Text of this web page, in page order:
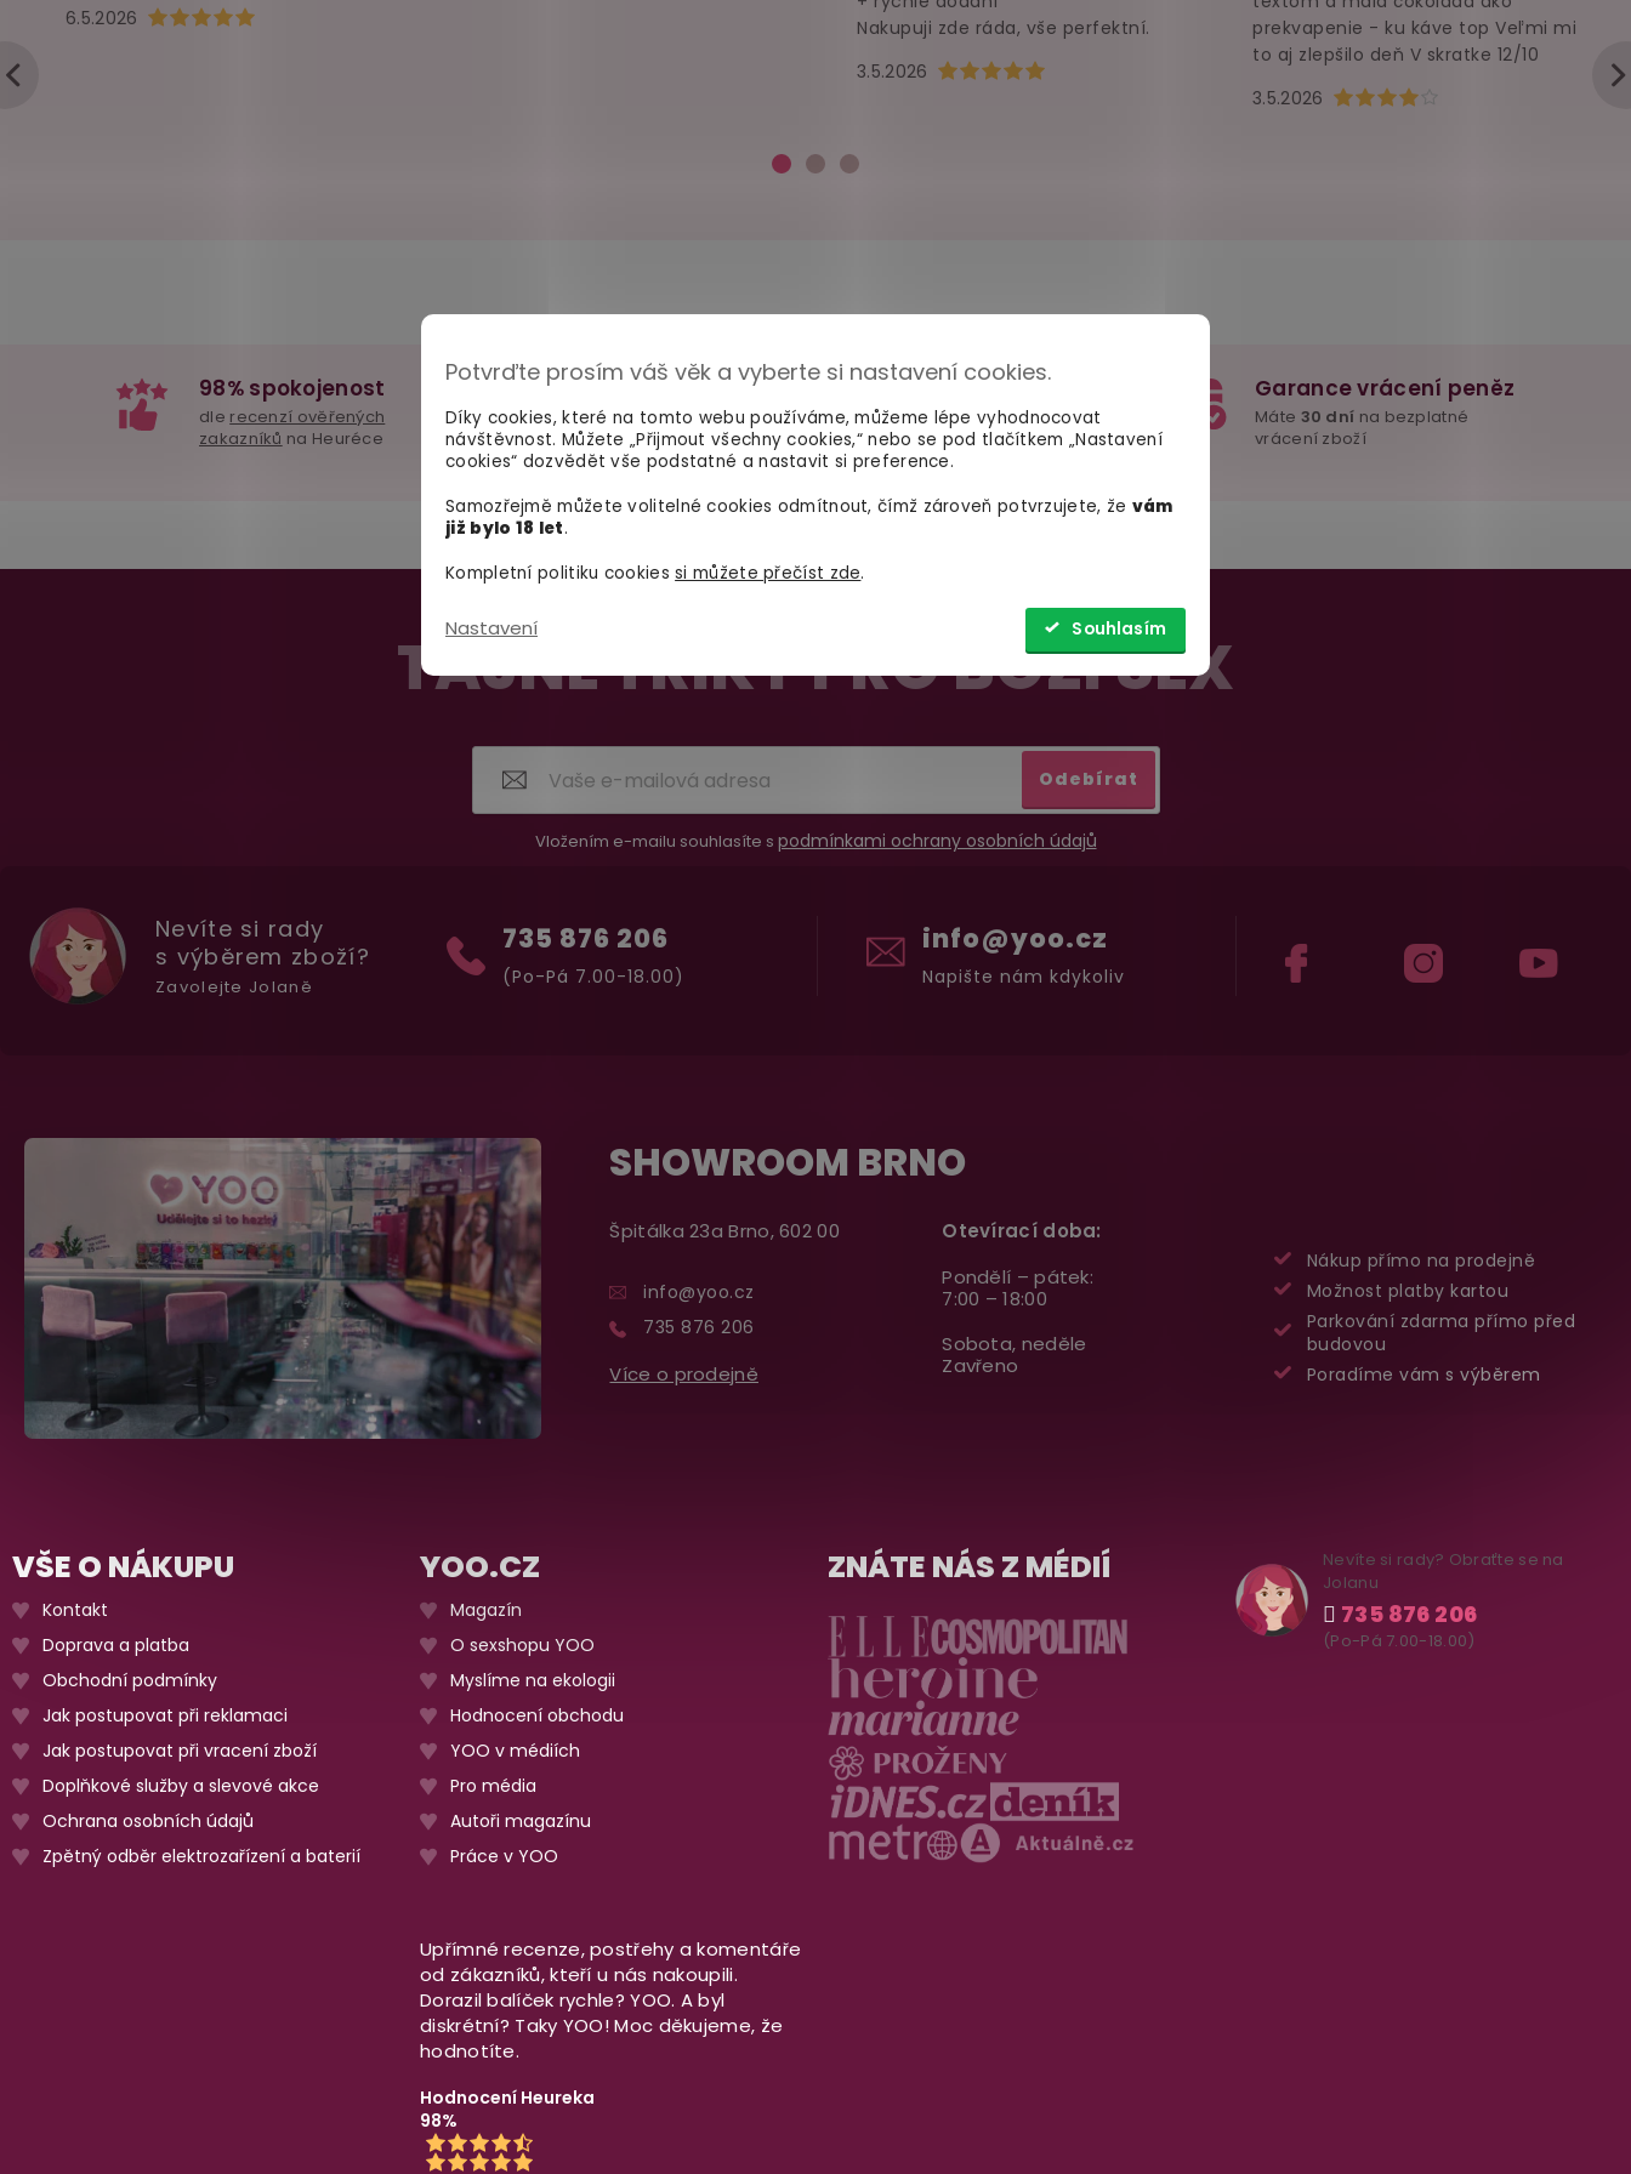
Potvrďte prosím váš věk a vyberte si nastavení cookies.
Díky cookies, které na tomto webu používáme, můžeme lépe vyhodnocovat
návštěvnost. Můžete „Přijmout všechny cookies,“ nebo se pod tlačítkem „Nastavení
cookies“ dozvědět vše podstatné a nastavit si preference.
Samozřejmě můžete volitelné cookies odmítnout, čímž zároveň potvrzujete, že vám
již bylo 18 let.
Kompletní politiku cookiessi můžete přečíst zde.
Nastavení Souhlasím
Hodnocení obchodu je 5 z 5 hvězdiček.
6.5.2026
Hodnocení obchodu je 5 z 5 hvězdiček.
3.5.2026
Nakupuji zde ráda, vše perfektní.
Hodnocení obchodu je 4 z 5
3.5.2026
prekvapenie - ku káve top Veľmi mi
to aj zlepšilo deň V skratke 12/10
98% spokojenost
dle recenzí ověřených
zakazníků na Heuréce
100% diskrétní balení
Nikdo nepozná, co jste si
objednali. Mrkněte,jak vypadá
balíček.
Dodání do 2. dne
Na rychlosti záleží! Vše důležité
máme skladem a okamžitě
odesíláme.
Garance vrácení peněz
Máte 30 dní na bezplatné
vrácení zboží
TAJNÉ TRIKY PRO BOŽÍ SEX
Vložením e-mailu souhlasíte s podmínkami ochrany osobních údajů
Odebírat
info@yoo.cz
Napište nám kdykoliv
735 876 206
(Po-Pá 7.00-18.00)
Nevíte si rady
s výběrem zboží?
Zavolejte Jolaně
SHOWROOM BRNO
Špitálka 23a Brno, 602 00
info@yoo.cz
735 876 206
Více o prodejně
Otevírací doba:
Pondělí – pátek:
7:00 – 18:00
Sobota, neděle
Zavřeno
Nákup přímo na prodejně
Možnost platby kartou
Parkování zdarma přímo před
budovou
Poradíme vám s výběrem
VŠE O NÁKUPU
Kontakt
Doprava a platba
Obchodní podmínky
Jak postupovat při reklamaci
Jak postupovat při vracení zboží
Doplňkové služby a slevové akce
Ochrana osobních údajů
Zpětný odběr elektrozařízení a baterií
YOO.CZ
Magazín
O sexshopu YOO
Myslíme na ekologii
Hodnocení obchodu
YOO v médiích
Pro média
Autoři magazínu
Práce v YOO
ZNÁTE NÁS Z MÉDIÍ
Nevíte si rady? Obraťte se na
Jolanu
735 876 206
(Po-Pá 7.00-18.00)
Upřímné recenze, postřehy a komentáře
od zákazníků, kteří u nás nakoupili.
Dorazil balíček rychle? YOO. A byl
diskrétní? Taky YOO! Moc děkujeme, že
hodnotíte.
Hodnocení Heureka
98%